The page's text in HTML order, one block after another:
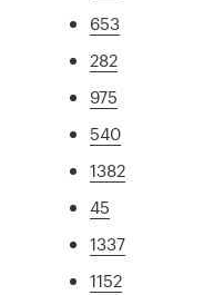
653
282
975
540
1382
45
1337
1152